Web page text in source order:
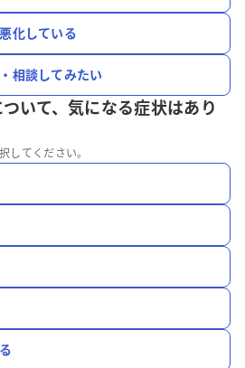
化している
相談してみたい
いて、気になる症状はあり
してください。